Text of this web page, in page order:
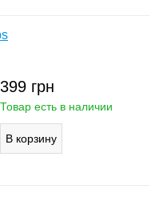
399 грн
Товар есть в наличии